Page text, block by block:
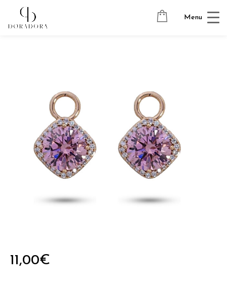
Menu
Avaleht Kõrvarõngaste ripatsid
GLOW
11,00€